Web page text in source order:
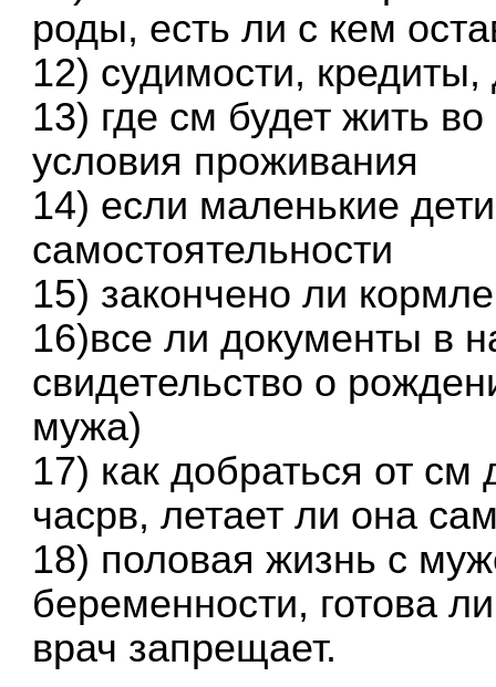
роды, есть ли с кем
12) судимости, кредиты,
13) где см будет жить
условия проживания
14) если маленькие
самостоятельности
15) закончено ли
16)все ли документы в
свидетельство о
мужа)
17) как добраться от
часрв, летает ли она
18) половая жизнь с
беременности, готова
врач запрещает.